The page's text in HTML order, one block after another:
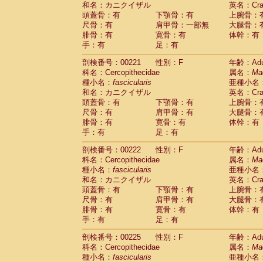
和名：カニクイザル
英名：
頭蓋骨：有
下顎骨：有
上腕骨：
尺骨：有
肩甲骨：一部無
大腿骨：
腓骨：有
寛骨：有
体幹：有
手：有
足：有
剖検番号：00221
性別：F
年齢：
科名：Cercopithecidae
属名：
種小名： fascicularis
亜種小名
和名：カニクイザル
英名：
頭蓋骨：有
下顎骨：有
上腕骨：
尺骨：有
肩甲骨：有
大腿骨：
腓骨：有
寛骨：有
体幹：有
手：有
足：有
剖検番号：00222
性別：F
年齢：
科名：Cercopithecidae
属名：
種小名： fascicularis
亜種小名
和名：カニクイザル
英名：
頭蓋骨：有
下顎骨：有
上腕骨：
尺骨：有
肩甲骨：有
大腿骨：
腓骨：有
寛骨：有
体幹：有
手：有
足：有
剖検番号：00225
性別：F
年齢：
科名：Cercopithecidae
属名：
種小名： fascicularis
亜種小名